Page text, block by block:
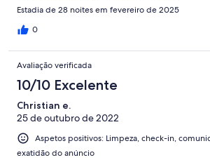
Estadia de 28 noites em fevereiro de 2025
0
Avaliação verificada
10/10 Excelente
Christian e.
25 de outubro de 2022
Aspetos positivos: Limpeza, check-in,
exatidão do anúncio